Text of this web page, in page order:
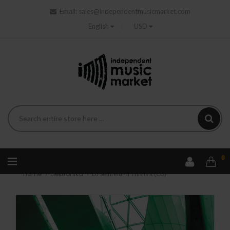
Email:
sales@independentmusicmarket.com
English
USD
0
Home Elektronika DJ Seinfeld - If This Is It (CD)